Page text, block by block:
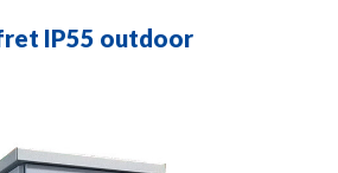
IP55 outdoor